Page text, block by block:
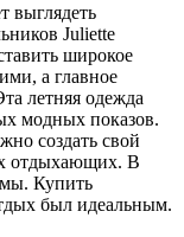
выглядеть
Juliette
широкое
а главное
летняя одежда
модных показов.
создать свой
отдыхающих. В
Купить
был идеальным.